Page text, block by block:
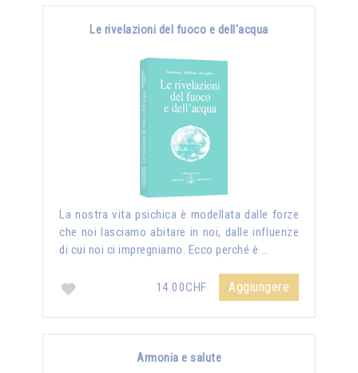
Le rivelazioni del fuoco e dell'acqua
La nostra vita psichica è modellata dalle forze
che noi lasciamo abitare in noi, dalle influenze
di cui noi ci impregniamo. Ecco perché è …
14.00CHF Aggiungere
Armonia e salute